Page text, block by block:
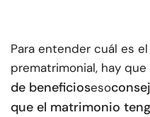
Para entender cuál es
prematrimonial, hay
de beneficioseso
que el matrimonio